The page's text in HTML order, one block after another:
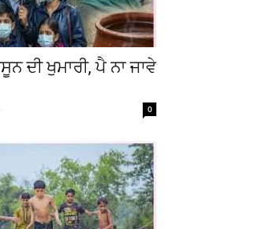
ਦੀ ਖੁਮਾਰੀ, ਪੈ ਨਾ ਜਾਵੇ
0